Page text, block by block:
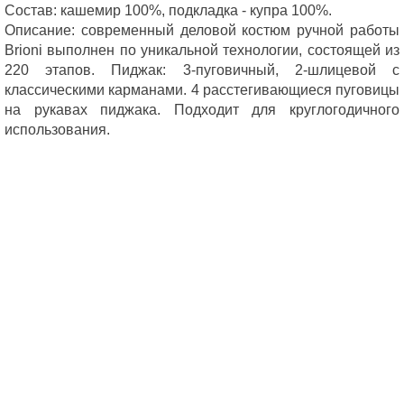
Состав: кашемир 100%, подкладка - купра 100%.
Описание: современный деловой костюм ручной работы
Brioni выполнен по уникальной технологии, состоящей из
220 этапов. Пиджак: 3-пуговичный, 2-шлицевой с
классическими карманами. 4 расстегивающиеся пуговицы
на рукавах пиджака. Подходит для круглогодичного
использования.